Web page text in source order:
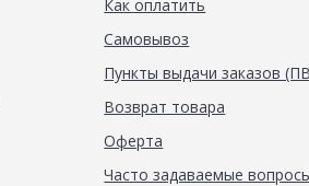
Как оплатить
Самовывоз
Пункты выдачи заказов
Возврат товара
Оферта
Часто задаваемые